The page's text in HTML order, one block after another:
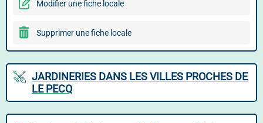
Modifier une fiche locale
Supprimer une fiche locale
JARDINERIES DANS LES VILLES PROCHES DE
LE PECQ